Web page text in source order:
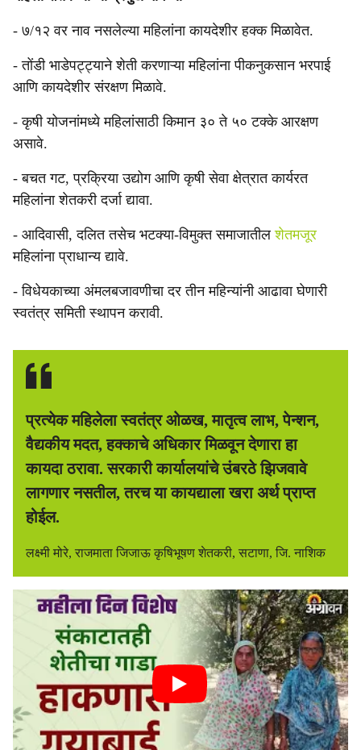
- ७/१२ वर नाव नसलेल्या महिलांना कायदेशीर हक्क मिळावेत.
- तोंडी भाडेपट्ट्याने शेती करणाऱ्या महिलांना पीकनुकसान भरपाई
आणि कायदेशीर संरक्षण मिळावे.
- कृषी योजनांमध्ये महिलांसाठी किमान ३० ते ५० टक्के आरक्षण
असावे.
- बचत गट, प्रक्रिया उद्योग आणि कृषी सेवा क्षेत्रात कार्यरत
महिलांना शेतकरी दर्जा द्यावा.
- आदिवासी, दलित तसेच भटक्या-विमुक्त समाजातील शेतमजूर
महिलांना प्राधान्य द्यावे.
- विधेयकाच्या अंमलबजावणीचा दर तीन महिन्यांनी आढावा घेणारी
स्वतंत्र समिती स्थापन करावी.
प्रत्येक महिलेला स्वतंत्र ओळख, मातृत्व लाभ, पेन्शन,
वैद्यकीय मदत, हक्काचे अधिकार मिळवून देणारा हा
कायदा ठरावा. सरकारी कार्यालयांचे उंबरठे झिजवावे
लागणार नसतील, तरच या कायद्याला खरा अर्थ प्राप्त
होईल.
लक्ष्मी मोरे, राजमाता जिजाऊ कृषिभूषण शेतकरी, सटाणा, जि. नाशिक